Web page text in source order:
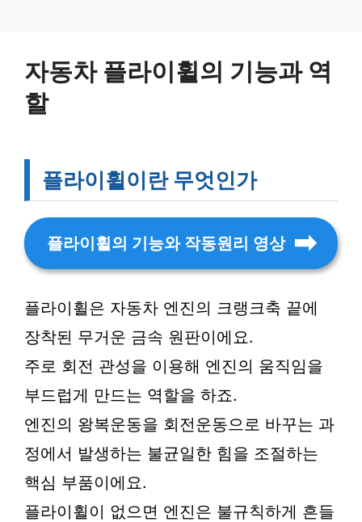
자동차 플라이휠의 기능과 역
할
플라이휠이란 무엇인가
플라이휠의 기능와 작동원리 영상
플라이휠은 자동차 엔진의 크랭크축 끝에
장착된 무거운 금속 원판이에요.
주로 회전 관성을 이용해 엔진의 움직임을
부드럽게 만드는 역할을 하죠.
엔진의 왕복운동을 회전운동으로 바꾸는 과
정에서 발생하는 불균일한 힘을 조절하는
핵심 부품이에요.
플라이휠이 없으면 엔진은 불규칙하게 흔들